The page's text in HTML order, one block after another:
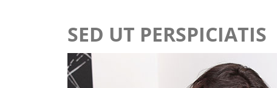
SED UT PERSPICIATIS